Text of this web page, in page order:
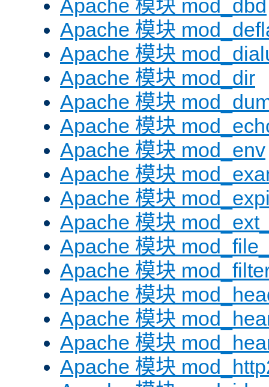
Apache 模块 mod_dbd
Apache 模块
Apache 模块
Apache 模块 mod_dir
Apache 模块
Apache 模块
Apache 模块 mod_env
Apache 模块
Apache 模块
Apache 模块
Apache 模块
Apache 模块
Apache 模块
Apache 模块
Apache 模块
Apache 模块